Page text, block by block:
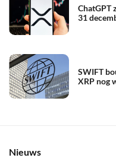
ChatGPT
31
SWIFT
XRP nog
Nieuws